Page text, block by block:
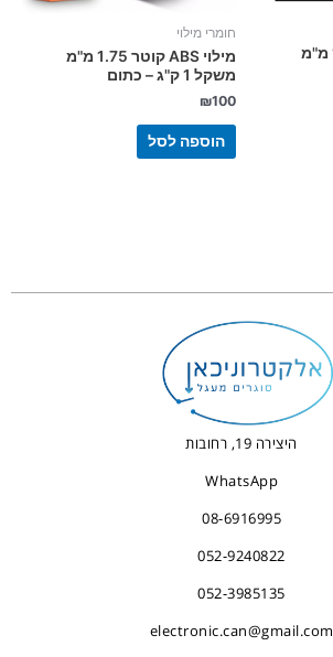
מילוי ASA קוטר 1.75 מ"מ
חומרי מילוי
מילוי ABS קוטר 1.75 מ"מ
משקל 1 ק"ג – כתום
₪100
הוספה לסל
היצירה 19, רחובות
WhatsApp
08-6916995
052-9240822
052-3985135
electronic.can@gmail.com